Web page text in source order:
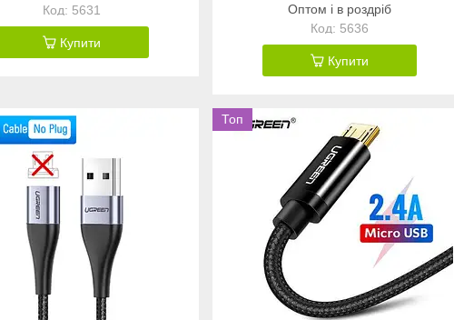
5631
Купити
Оптом і в роздріб
5636
Купити
Топ